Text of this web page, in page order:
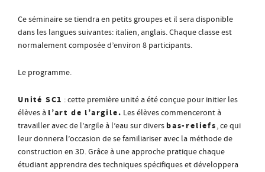
Ce séminaire se tiendra en petits groupes et il sera disponible
dans les langues suivantes: italien, anglais. Chaque classe est
normalement composée d’environ 8 participants.
Le programme.
Unité SC1 : cette première unité a été conçue pour initier les
élèves à l’art de l’argile. Les élèves commenceront à
travailler avec de l’argile à l’eau sur divers bas-reliefs, ce qui
leur donnera l’occasion de se familiariser avec la méthode de
construction en 3D. Grâce à une approche pratique chaque
étudiant apprendra des techniques spécifiques et développera